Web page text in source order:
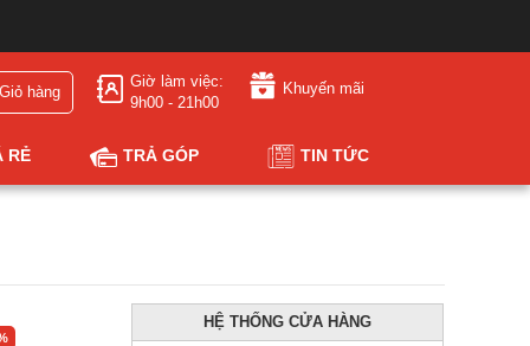
Giỏ hàng
Giờ làm việc:
9h00 - 21h00
Khuyến mãi
RẺ TRẢ GÓP TIN TỨC
HỆ THỐNG CỬA HÀNG